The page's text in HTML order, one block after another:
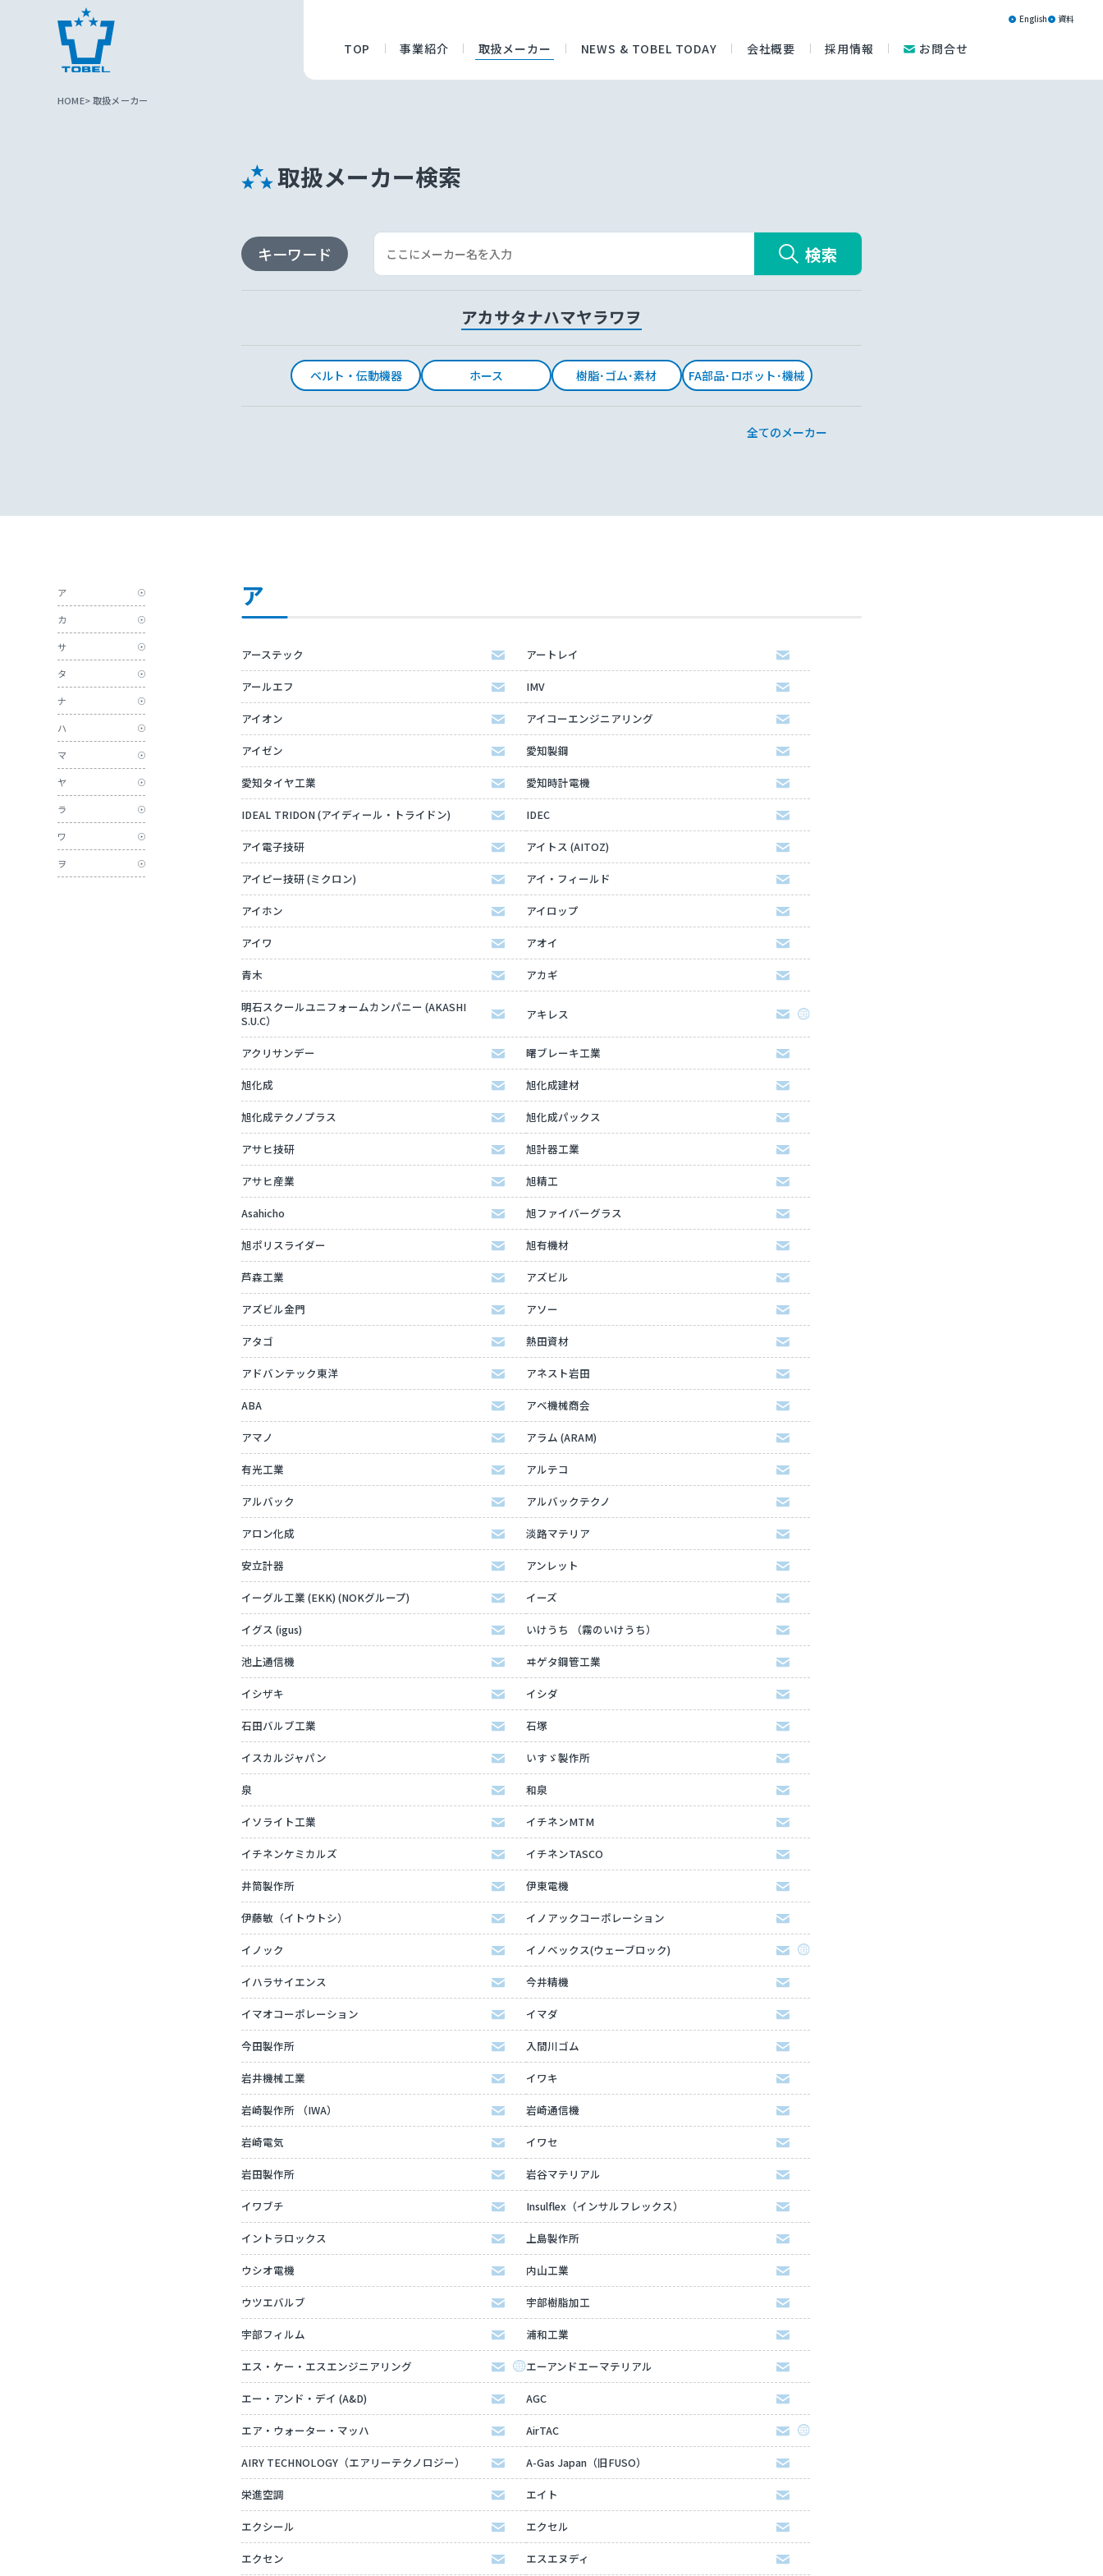
TOP 事業紹介 取扱メーカー NEWS & TOBEL TODAY 会社概要 採用情報 お問合せ
English 資料
HOME 取扱メーカー
取扱メーカー検索
キーワード 検索
アカサタナハマヤラワヲ
ベルト・伝動機器 ホース 樹脂･ゴム･素材 FA部品･ロボット･機械
全てのメーカー
ア
アーステック アートレイ
アールエフ IMV
アイオン アイコーエンジニアリング
アイゼン 愛知製鋼
愛知タイヤ工業 愛知時計電機
IDEAL TRIDON (アイディール・トライドン) IDEC
アイ電子技研 アイトス (AITOZ)
アイピー技研 (ミクロン) アイ・フィールド
アイホン アイロップ
アイワ アオイ
青木 アカギ
明石スクールユニフォームカンパニー (AKASHI
S.U.C）
アキレス
アクリサンデー 曙ブレーキ工業
旭化成 旭化成建材
旭化成テクノプラス 旭化成パックス
アサヒ技研 旭計器工業
アサヒ産業 旭精工
Asahicho 旭ファイバーグラス
旭ポリスライダー 旭有機材
芦森工業 アズビル
アズビル金門 アソー
アタゴ 熱田資材
アドバンテック東洋 アネスト岩田
ABA アベ機械商会
アマノ アラム (ARAM)
有光工業 アルテコ
アルバック アルバックテクノ
アロン化成 淡路マテリア
安立計器 アンレット
イーグル工業 (EKK) (NOKグループ) イーズ
イグス (igus) いけうち （霧のいけうち）
池上通信機 ヰゲタ鋼管工業
イシザキ イシダ
石田バルブ工業 石塚
イスカルジャパン いすゞ製作所
泉 和泉
イソライト工業 イチネンMTM
イチネンケミカルズ イチネンTASCO
井筒製作所 伊東電機
伊藤敏（イトウトシ） イノアックコーポレーション
イノック イノベックス(ウェーブロック)
イハラサイエンス 今井精機
イマオコーポレーション イマダ
今田製作所 入間川ゴム
岩井機械工業 イワキ
岩崎製作所 （IWA） 岩崎通信機
岩崎電気 イワセ
岩田製作所 岩谷マテリアル
イワブチ Insulflex（インサルフレックス）
イントラロックス 上島製作所
ウシオ電機 内山工業
ウツエバルブ 宇部樹脂加工
宇部フィルム 浦和工業
エス・ケー・エスエンジニアリング エーアンドエーマテリアル
エー・アンド・デイ (A&D) AGC
エア・ウォーター・マッハ AirTAC
AIRY TECHNOLOGY（エアリーテクノロジー） A-Gas Japan（旧FUSO）
栄進空調 エイト
エクシール エクセル
エクセン エスエヌディ
ア
カ
サ
タ
ナ
ハ
マ
ヤ
ラ
ワ
ヲ